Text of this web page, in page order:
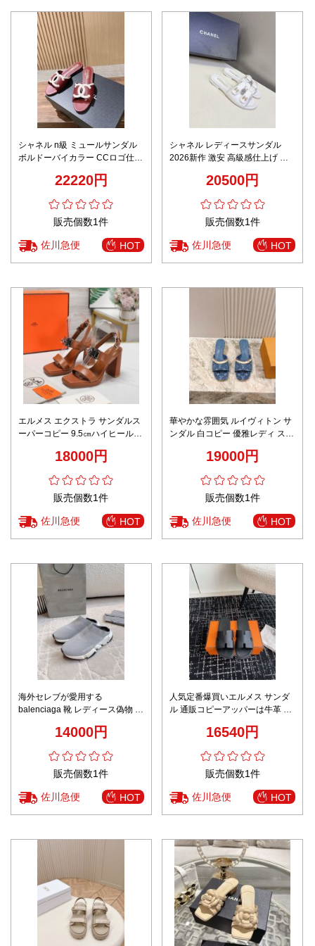
シャネル n級 ミュールサンダル
ボルドーバイカラー CCロゴ仕様
22220円
販売個数1件
佐川急便 HOT
シャネル レディースサンダル
2026新作 激安 高級感仕上げ 精
日本倉庫発送 追跡可能配送 即納
20500円
販売個数1件
佐川急便 HOT
エルメス エクストラ サンダルス
ーパーコピー 9.5㎝ハイヒール
女性シューズ ブラウン
18000円
販売個数1件
佐川急便 HOT
華やかな雰囲気 ルイヴィトン サ
ンダル 白コピー 優雅レディ スリ
19000円
販売個数1件
佐川急便 HOT
海外セレブが愛用する
balenciaga 靴 レディース偽物 ス
シンプル 軽量 グレイ
14000円
販売個数1件
佐川急便 HOT
人気定番爆買いエルメス サンダ
ル 通販コピーアッパーは牛革 イ
16540円
販売個数1件
佐川急便 HOT